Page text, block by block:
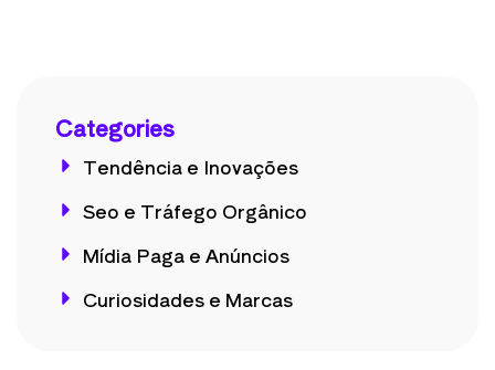
Categories
Tendência e Inovações
Seo e Tráfego Orgânico
Mídia Paga e Anúncios
Curiosidades e Marcas